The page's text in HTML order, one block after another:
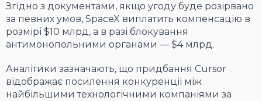
Згідно з документами, якщо угоду буде розірвано
за певних умов, SpaceX виплатить компенсацію в
розмірі $10 млрд, а в разі блокування
антимонопольними органами — $4 млрд.
Аналітики зазначають, що придбання Cursor
відображає посилення конкуренції між
найбільшими технологічними компаніями за